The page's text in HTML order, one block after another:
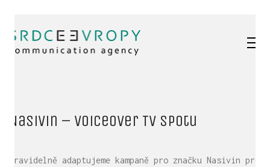
Nasivin – voiceover TV spotu
Pravidelně adaptujeme kampaně pro značku Nasivin pro